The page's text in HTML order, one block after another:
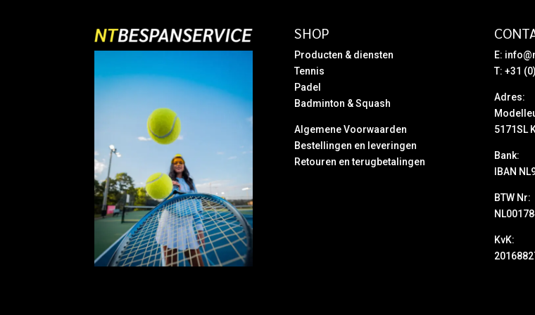
SHOP
Producten & diensten
Tennis
Padel
Badminton & Squash
Algemene Voorwaarden
Bestellingen en leveringen
Retouren en terugbetalingen
E:
T: +31
Adres:
5171SL
Bank:
IBAN
BTW Nr:
KvK: